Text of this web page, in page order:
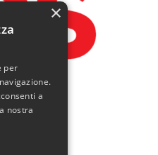
×
per
a
nostra